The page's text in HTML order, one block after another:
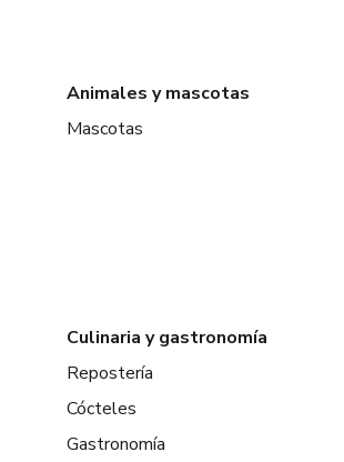
Animales y mascotas
Mascotas
Culinaria y gastronomía
Repostería
Cócteles
Gastronomía